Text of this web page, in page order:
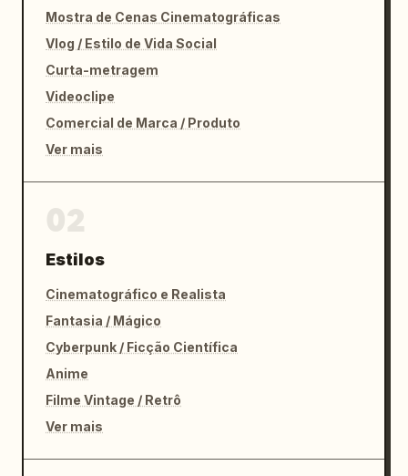
Mostra de Cenas Cinematográficas
Vlog / Estilo de Vida Social
Curta-metragem
Videoclipe
Comercial de Marca / Produto
Ver mais
Estilos
Cinematográfico e Realista
Fantasia / Mágico
Cyberpunk / Ficção Científica
Anime
Filme Vintage / Retrô
Ver mais